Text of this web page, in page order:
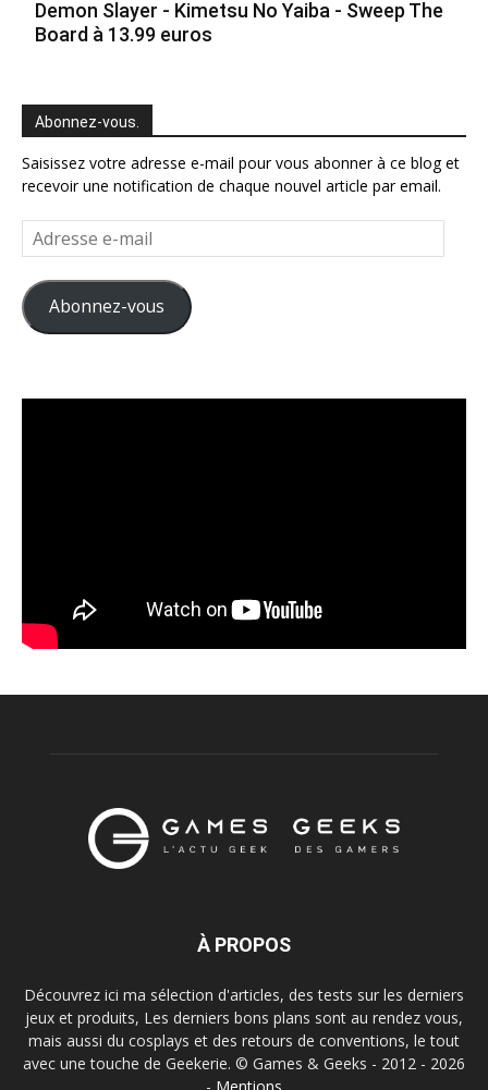
Demon Slayer - Kimetsu No Yaiba - Sweep The
Board à 13.99 euros
Abonnez-vous.
Saisissez votre adresse e-mail pour vous abonner à ce blog et
recevoir une notification de chaque nouvel article par email.
Adresse
e-
mail
Abonnez-vous
À PROPOS
Découvrez ici ma sélection d'articles, des tests sur les derniers
jeux et produits, Les derniers bons plans sont au rendez vous,
mais aussi du cosplays et des retours de conventions, le tout
avec une touche de Geekerie. © Games & Geeks - 2012 - 2026